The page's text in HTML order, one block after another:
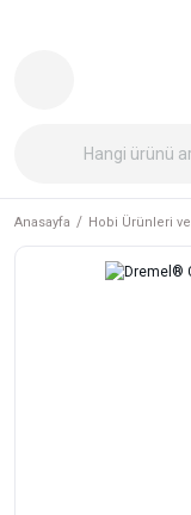
Anasayfa Hobi Ürünleri